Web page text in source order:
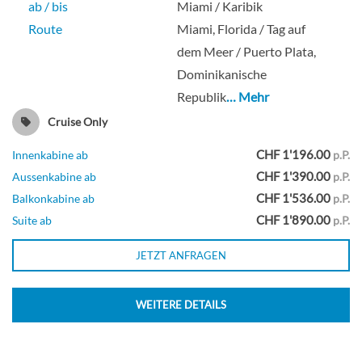
The Haven Penthouse With Balcony-
Suite
Family Inside-[I4]
Innenkabine
ab / bis
Miami / Karibik
Route
Miami, Florida / Tag auf
dem Meer / Puerto Plata,
Dominikanische
Republik… Mehr
Cruise Only
Innenkabine ab CHF 1'196.00 p.P.
Aussenkabine ab
CHF 1'390.00 p.P.
Balkonkabine ab
CHF 1'536.00 p.P.
Suite ab
CHF 1'890.00 p.P.
JETZT ANFRAGEN
WEITERE DETAILS